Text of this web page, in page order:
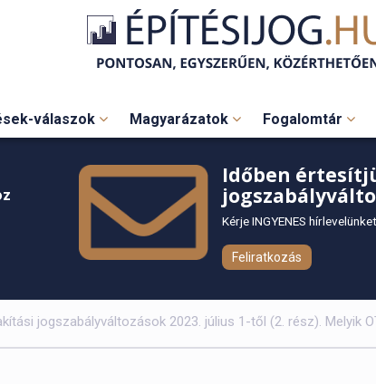
válaszok Magyarázatok Fogalomtár
Időben
Kérje INGYENES
Feliratkozás
jogszabályváltozások 2023. július 1-től (2. rész). Melyik